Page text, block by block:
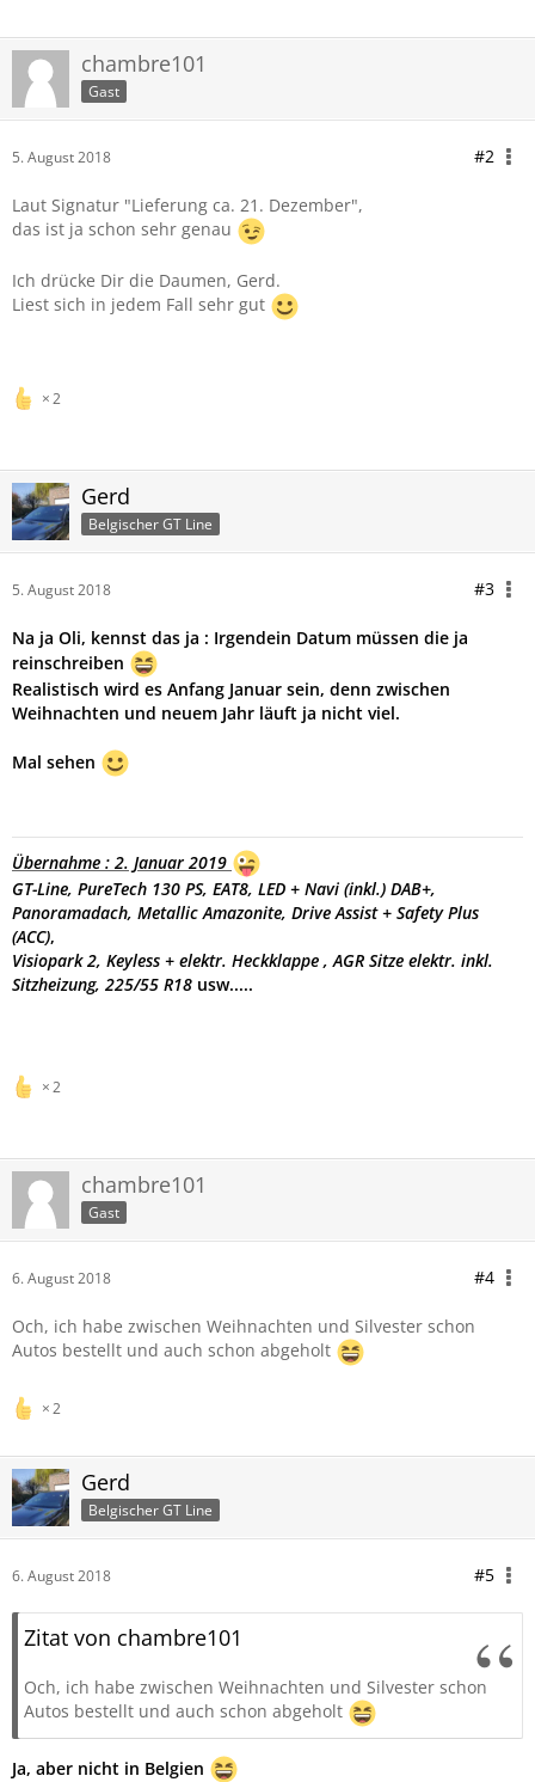
chambre101
Gast
5. August 2018 #2
Laut Signatur "Lieferung ca. 21. Dezember",
das ist ja schon sehr genau
Ich drücke Dir die Daumen, Gerd.
Liest sich in jedem Fall sehr gut
2
Gerd
Belgischer GT Line
5. August 2018 #3
Na ja Oli, kennst das ja : Irgendein Datum müssen die ja
reinschreiben
Realistisch wird es Anfang Januar sein, denn zwischen
Weihnachten und neuem Jahr läuft ja nicht viel.
Mal sehen
Übernahme : 2. Januar 2019
GT-Line, PureTech 130 PS, EAT8, LED + Navi (inkl.) DAB+,
Panoramadach, Metallic Amazonite, Drive Assist + Safety Plus
(ACC),
Visiopark 2, Keyless + elektr. Heckklappe , AGR Sitze elektr. inkl.
Sitzheizung, 225/55 R18 usw.....
2
chambre101
Gast
6. August 2018 #4
Och, ich habe zwischen Weihnachten und Silvester schon
Autos bestellt und auch schon abgeholt
2
Gerd
Belgischer GT Line
6. August 2018 #5
Zitat von chambre101
Och, ich habe zwischen Weihnachten und Silvester schon
Autos bestellt und auch schon abgeholt
Ja, aber nicht in Belgien